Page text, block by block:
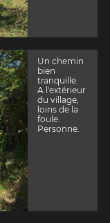
Un chemin
bien
tranquille.
A l'extérieur
du village,
loins de la
foule.
Personne.